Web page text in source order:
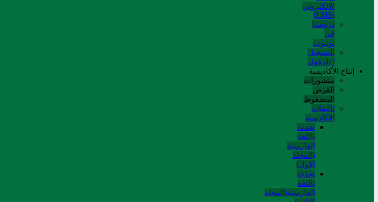
الإلکتروني
(LMS)
دروسنا
في
يوتيوب
التسجيل
/ الدخول
إنتاج الأكاديمية
منشورات
القرص
المضغوط
تألیفات
الآکادیمیة
تحدث
باللغة
الفارسية
(المجلد
الاول)
تحدث
باللغة
الفارسية(المجلد